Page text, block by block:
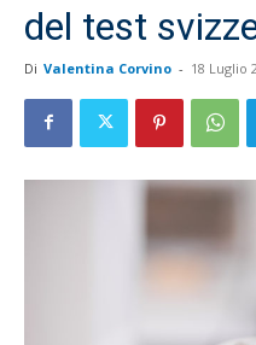
del test
Di Valentina Corvino - 18 Luglio